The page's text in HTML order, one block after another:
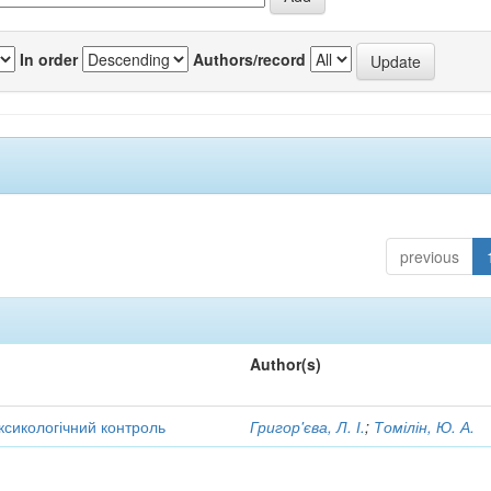
In order Authors/record
previous
Author(s)
контроль Григор'єва, Л. І.; Томілін, Ю. А.